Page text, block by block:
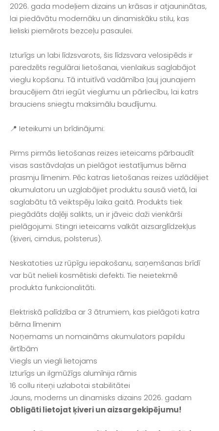
2026. gada modeļiem dizains un krāsas ir atjauninātas,
lai piedāvātu modernāku un dinamiskāku stilu, kas
lieliski piemērots bezceļu pasaulei.
Izturīgs un labi līdzsvarots, šis līdzsvara velosipēds ir
paredzēts regulārai lietošanai, vienlaikus saglabājot
vieglu kopšanu. Tā intuitīvā vadāmība ļauj jaunajiem
braucējiem ātri iegūt vieglumu un pārliecību, lai katrs
brauciens sniegtu maksimālu baudījumu.
📍 Ieteikumi un brīdinājumi:
Pirms pirmās lietošanas reizes ieteicams pārbaudīt
visas sastāvdaļas un pielāgot iestatījumus bērna
prasmju līmenim. Pēc katras lietošanas reizes uzlādējiet
akumulatoru un uzglabājiet produktu sausā vietā, lai
saglabātu tā veiktspēju laika gaitā. Produkts tiek
piegādāts daļēji salikts, un ir jāveic daži vienkārši
pielāgojumi. Stingri ieteicams valkāt aizsarglīdzekļus
(ķiveri, cimdus, polsterus).
Neskatoties uz rūpīgu iepakošanu, saņemšanas brīdī
var būt nelieli kosmētiski defekti. Tie neietekmē
produkta funkcionalitāti.
Elektriskā palīdzība ar 3 ātrumiem, kas pielāgoti katra
bērna līmenim
Noņemams un nomaināms akumulators papildu
ērtībām
Viegls un viegli lietojams
Izturīgs un ilgmūžīgs alumīnija rāmis
16 collu riteņi uzlabotai stabilitātei
Jauns, moderns un dinamisks dizains 2026. gadam
Obligāti lietojat ķiveri un aizsargekipējumu!